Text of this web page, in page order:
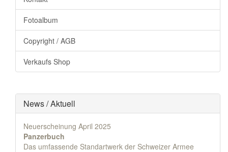
Fotoalbum
Copyright / AGB
Verkaufs Shop
News / Aktuell
Neuerscheinung April 2025
Panzerbuch
Das umfassende Standartwerk der Schweizer Armee